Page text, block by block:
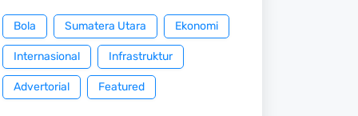
Bola Sumatera Utara Ekonomi
Internasional Infrastruktur
Advertorial Featured